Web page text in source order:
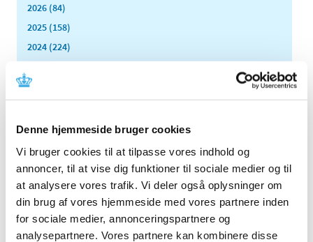
Denne hjemmeside bruger cookies
Vi bruger cookies til at tilpasse vores indhold og
annoncer, til at vise dig funktioner til sociale medier og til
at analysere vores trafik. Vi deler også oplysninger om
din brug af vores hjemmeside med vores partnere inden
for sociale medier, annonceringspartnere og
analysepartnere. Vores partnere kan kombinere disse
2026 (84)
2025 (158)
2024 (224)
2022 (197)
2020 (263)
november (33)
oktober (20)
september (20)
august (17)
juli (11)